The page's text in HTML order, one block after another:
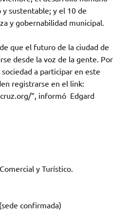
sustentable; y el 10 de
y gobernabilidad municipal.
que el futuro de la ciudad de
desde la voz de la gente. Por
a participar en este
registrarse en el link:
“, informó Edgard
y Turístico.
confirmada)